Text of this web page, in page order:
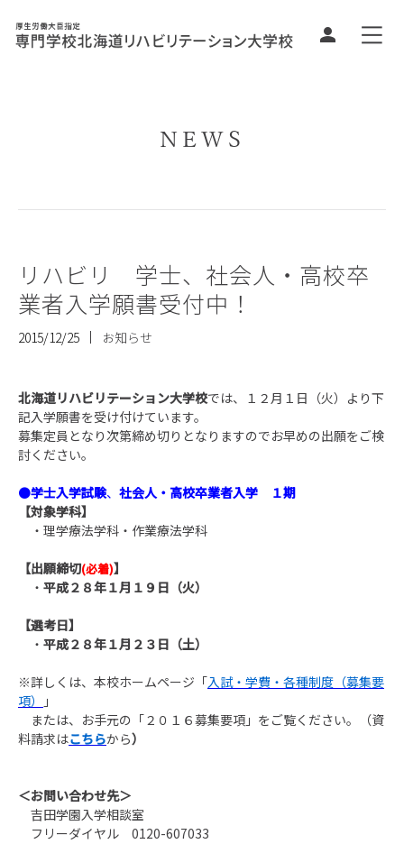
NEWS
リハビリ 学士、社会人・高校卒
業者入学願書受付中！
2015/12/25 お知らせ
北海道リハビリテーション大学校では、１２月１日（火）より下
記入学願書を受け付けています。
募集定員となり次第締め切りとなりますのでお早めの出願をご検
討ください。
●学士入学試験、 社会人・高校卒業者入学 １期
【対象学科】
・理学療法学科・作業療法学科
【出願締切(必着)】
・ 平成２８年１月１９日（火）
【選考日】
・ 平成２８年１月２３日（土）
※詳しくは、本校ホームページ「入試・学費・各種制度（募集要
項）
」
または、お手元の「２０１６募集要項」をご覧ください。（資
料請求はこちらから）
＜お問い合わせ先＞
吉田学園入学相談室
フリーダイヤル 0120-607033